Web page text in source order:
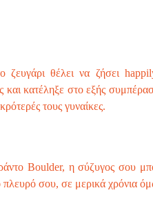
θέλει να ζήσει
και κατέληξε στο εξής
τους γυναίκες.
Boulder, η σύζυγος σου
πλευρό σου, σε μερικά χρόνια